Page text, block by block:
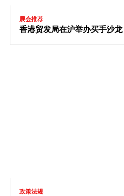
展会推荐
香港贸发局在沪举办买手沙
政策法规